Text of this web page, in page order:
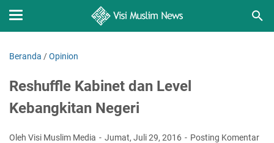
Beranda /Opinion
Reshuffle Kabinet dan Level
Kebangkitan Negeri
Oleh Visi Muslim Media Jumat, Juli 29, 2016 Posting Komentar